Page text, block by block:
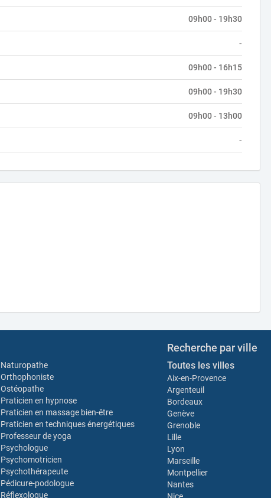
09h00 - 19h30
-
09h00 - 16h15
09h00 - 19h30
09h00 - 13h00
-
Naturopathe
Orthophoniste
Ostéopathe
Praticien en hypnose
Praticien en massage bien-être
Praticien en techniques énergétiques
Professeur de yoga
Psychologue
Psychomotricien
Psychothérapeute
Pédicure-podologue
Réflexologue
Recherche par ville
Toutes les villes
Aix-en-Provence
Argenteuil
Bordeaux
Genève
Grenoble
Lille
Lyon
Marseille
Montpellier
Nantes